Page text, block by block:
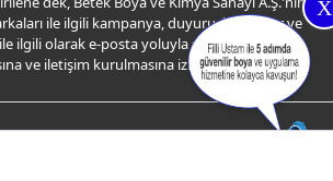
X
ile ilgili kampanya, duyuru, hizmetler ve
ilgili olarak e-posta yoluyla şahsıma
ve iletişim kurulmasına izin veriyorum.